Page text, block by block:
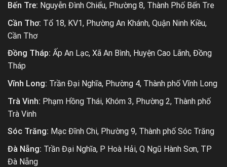
Bến Tre: Nguyễn Đình Chiểu, Phường 8, Thành Phố Bến Tre
Cần Thơ: Tổ 18, KV1, Phường An Khánh, Quận Ninh Kiều,
Cần Thơ
Đồng Tháp: Ấp An Lạc, Xã An Bình, Huyện Cao Lãnh, Đồng
Tháp
Vĩnh Long: Trần Đại Nghĩa, Phường 4, Thành phố Vĩnh Long
Trà Vinh: Phạm Hồng Thái, Khóm 3, Phường 2, Thành phố
Trà Vinh
Sóc Trăng: Mạc Đĩnh Chi, Phường 9, Thành phố Sóc Trăng
Đà Nẵng: Trần Đại Nghĩa, P Hoà Hải, Q Ngũ Hành Sơn, TP
Đà Nẵng